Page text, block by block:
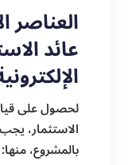
عائد
لحصول على
الاستثمار،
بالمشروع، منها: